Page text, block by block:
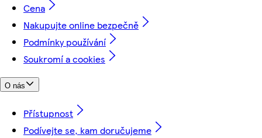
Cena
Nakupujte online bezpečně
Podmínky používání
Soukromí a cookies
O nás
Přístupnost
Podívejte se, kam doručujeme